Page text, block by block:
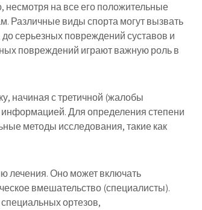
несмотря на все его положительные
Различные виды спорта могут вызвать
серьезных повреждений суставов и
повреждений играют важную роль в
начиная с третичной (жалобы
Для определения степени
методы исследования, такие как
лечения. Оно может включать
вмешательство (специалисты).
ортезов,